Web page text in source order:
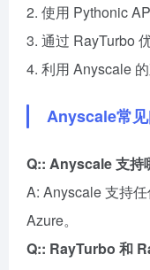
2. 使用 Pythonic
3. 通过 RayTurbo
4. 利用 Anyscale
Anyscale常见
Q:: Anyscale 支持
A: Anyscale 支持
Azure。
Q:: RayTurbo 和